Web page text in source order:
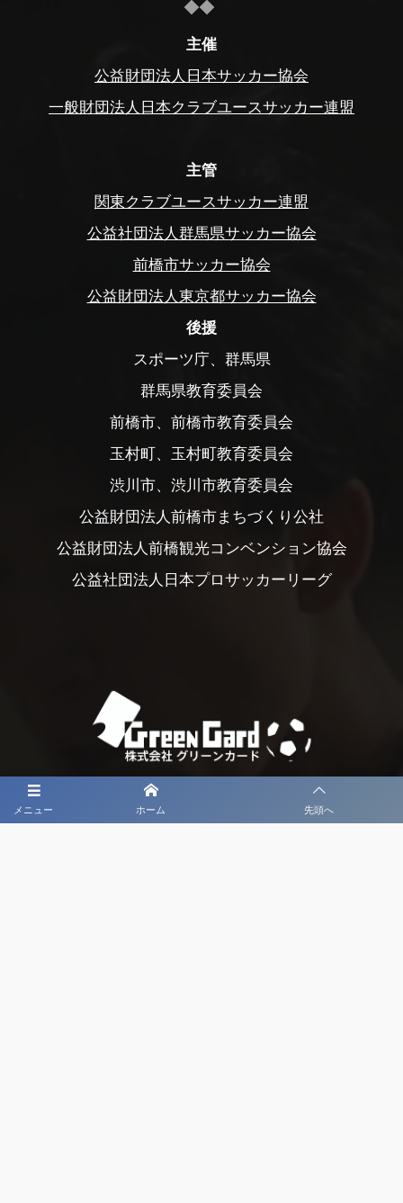
メニュー ホーム 先頭へ
主催
公益財団法人日本サッカー協会
一般財団法人日本クラブユースサッカー連盟
主管
関東クラブユースサッカー連盟
公益社団法人群馬県サッカー協会
前橋市サッカー協会
公益財団法人東京都サッカー協会
後援
スポーツ庁、群馬県
群馬県教育委員会
前橋市、前橋市教育委員会
玉村町、玉村町教育委員会
渋川市、渋川市教育委員会
公益財団法人前橋市まちづくり公社
公益財団法人前橋観光コンベンション協会
公益社団法人日本プロサッカーリーグ
大会メディア協力社として